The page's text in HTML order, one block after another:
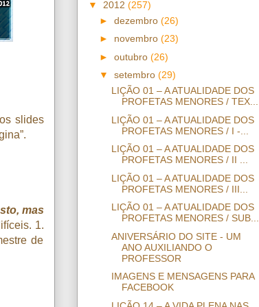
slides
mas
1.
de
▼ 2012 (257)
►dezembro(26)
► novembro(23)
►outubro(26)
▼setembro(29)
LIÇÃO 01 – A ATUALIDADE DOS
PROFETAS MENORES / TEX...
LIÇÃO 01 – A ATUALIDADE DOS
PROFETAS MENORES / I -...
LIÇÃO 01 – A ATUALIDADE DOS
PROFETAS MENORES / II ...
LIÇÃO 01 – A ATUALIDADE DOS
PROFETAS MENORES / III...
LIÇÃO 01 – A ATUALIDADE DOS
PROFETAS MENORES / SUB...
ANIVERSÁRIO DO SITE - UM
ANO AUXILIANDO O
PROFESSOR
IMAGENS E MENSAGENS PARA
FACEBOOK